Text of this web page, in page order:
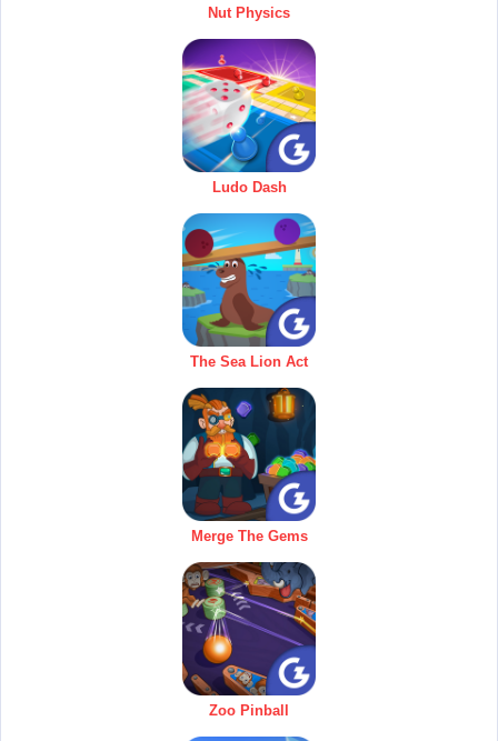
Nut Physics
Ludo Dash
The Sea Lion Act
Merge The Gems
Zoo Pinball